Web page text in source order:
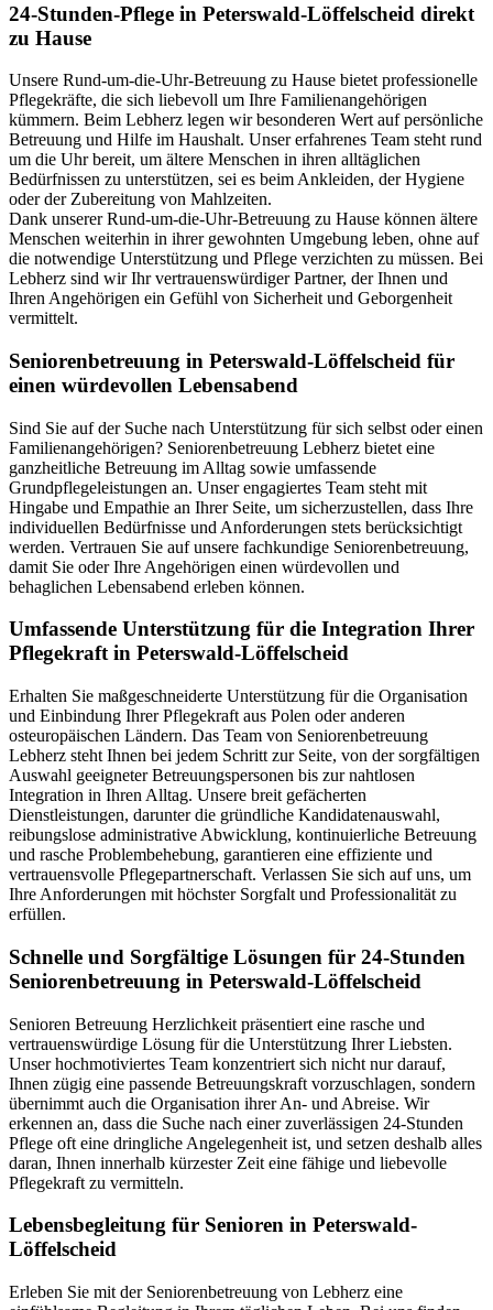
24-Stunden-Pflege in Peterswald-Löffelscheid direkt
zu Hause
Unsere Rund-um-die-Uhr-Betreuung zu Hause bietet professionelle
Pflegekräfte, die sich liebevoll um Ihre Familienangehörigen
kümmern. Beim Lebherz legen wir besonderen Wert auf persönliche
Betreuung und Hilfe im Haushalt. Unser erfahrenes Team steht rund
um die Uhr bereit, um ältere Menschen in ihren alltäglichen
Bedürfnissen zu unterstützen, sei es beim Ankleiden, der Hygiene
oder der Zubereitung von Mahlzeiten.
Dank unserer Rund-um-die-Uhr-Betreuung zu Hause können ältere
Menschen weiterhin in ihrer gewohnten Umgebung leben, ohne auf
die notwendige Unterstützung und Pflege verzichten zu müssen. Bei
Lebherz sind wir Ihr vertrauenswürdiger Partner, der Ihnen und
Ihren Angehörigen ein Gefühl von Sicherheit und Geborgenheit
vermittelt.
Senioren­betreuung in Peterswald-Löffelscheid für
einen würdevollen Lebensabend
Sind Sie auf der Suche nach Unterstützung für sich selbst oder einen
Familienangehörigen? Seniorenbetreuung Lebherz bietet eine
ganzheitliche Betreuung im Alltag sowie umfassende
Grundpflegeleistungen an. Unser engagiertes Team steht mit
Hingabe und Empathie an Ihrer Seite, um sicherzustellen, dass Ihre
individuellen Bedürfnisse und Anforderungen stets berücksichtigt
werden. Vertrauen Sie auf unsere fachkundige Seniorenbetreuung,
damit Sie oder Ihre Angehörigen einen würdevollen und
behaglichen Lebensabend erleben können.
Umfassende Unterstützung für die Integration Ihrer
Pflegekraft in Peterswald-Löffelscheid
Erhalten Sie maßgeschneiderte Unterstützung für die Organisation
und Einbindung Ihrer Pflegekraft aus Polen oder anderen
osteuropäischen Ländern. Das Team von Seniorenbetreuung
Lebherz steht Ihnen bei jedem Schritt zur Seite, von der sorgfältigen
Auswahl geeigneter Betreuungspersonen bis zur nahtlosen
Integration in Ihren Alltag. Unsere breit gefächerten
Dienstleistungen, darunter die gründliche Kandidatenauswahl,
reibungslose administrative Abwicklung, kontinuierliche Betreuung
und rasche Problembehebung, garantieren eine effiziente und
vertrauensvolle Pflegepartnerschaft. Verlassen Sie sich auf uns, um
Ihre Anforderungen mit höchster Sorgfalt und Professionalität zu
erfüllen.
Schnelle und Sorgfältige Lösungen für 24-Stunden
Seniorenbetreuung in Peterswald-Löffelscheid
Senioren Betreuung Herzlichkeit präsentiert eine rasche und
vertrauenswürdige Lösung für die Unterstützung Ihrer Liebsten.
Unser hochmotiviertes Team konzentriert sich nicht nur darauf,
Ihnen zügig eine passende Betreuungskraft vorzuschlagen, sondern
übernimmt auch die Organisation ihrer An- und Abreise. Wir
erkennen an, dass die Suche nach einer zuverlässigen 24-Stunden
Pflege oft eine dringliche Angelegenheit ist, und setzen deshalb alles
daran, Ihnen innerhalb kürzester Zeit eine fähige und liebevolle
Pflegekraft zu vermitteln.
Lebensbegleitung für Senioren in Peterswald-
Löffelscheid
Erleben Sie mit der Seniorenbetreuung von Lebherz eine